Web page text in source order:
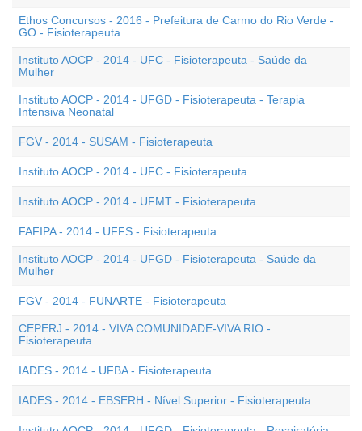
Ethos Concursos - 2016 - Prefeitura de Carmo do Rio Verde -
GO - Fisioterapeuta
Instituto AOCP - 2014 - UFC - Fisioterapeuta - Saúde da
Mulher
Instituto AOCP - 2014 - UFGD - Fisioterapeuta - Terapia
Intensiva Neonatal
FGV - 2014 - SUSAM - Fisioterapeuta
Instituto AOCP - 2014 - UFC - Fisioterapeuta
Instituto AOCP - 2014 - UFMT - Fisioterapeuta
FAFIPA - 2014 - UFFS - Fisioterapeuta
Instituto AOCP - 2014 - UFGD - Fisioterapeuta - Saúde da
Mulher
FGV - 2014 - FUNARTE - Fisioterapeuta
CEPERJ - 2014 - VIVA COMUNIDADE-VIVA RIO -
Fisioterapeuta
IADES - 2014 - UFBA - Fisioterapeuta
IADES - 2014 - EBSERH - Nível Superior - Fisioterapeuta